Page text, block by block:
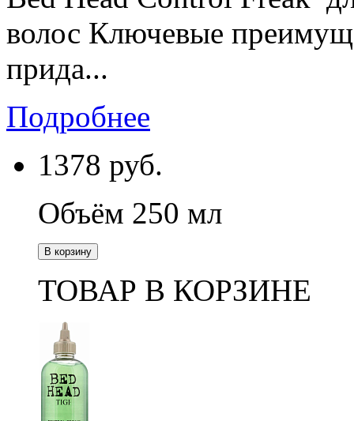
волос Ключевые
прида...
Подробнее
1378 руб.
Объём 250 мл
В корзину
ТОВАР В КОРЗИНЕ